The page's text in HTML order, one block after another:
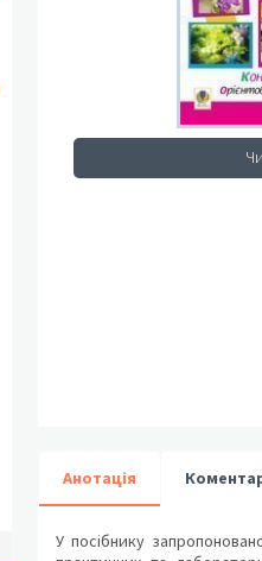
Анотація
У посібнику